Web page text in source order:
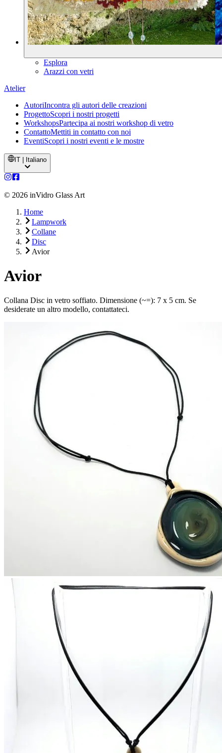
Esplora
Arazzi con vetri
Atelier
AutoriIncontra gli autori delle creazioni
ProgettoScopri i nostri progetti
WorkshopsPartecipa ai nostri workshop di vetro
ContattoMettiti in contatto con noi
EventiScopri i nostri eventi e le mostre
IT | Italiano
© 2026 inVidro Glass Art
Home
Lampwork
Collane
Disc
Avior
Avior
Collana Disc in vetro soffiato. Dimensione (~=): 7 x 5 cm. Se
desiderate un altro modello, contattateci.